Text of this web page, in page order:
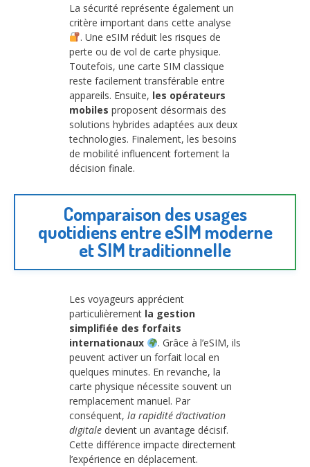
La sécurité représente également un
critère important dans cette analyse
. Une eSIM réduit les risques de
perte ou de vol de carte physique.
Toutefois, une carte SIM classique
reste facilement transférable entre
appareils. Ensuite, les opérateurs
mobiles proposent désormais des
solutions hybrides adaptées aux deux
technologies. Finalement, les besoins
de mobilité influencent fortement la
décision finale.
Comparaison des usages
quotidiens entre eSIM moderne
et SIM traditionnelle
Les voyageurs apprécient
particulièrement la gestion
simplifiée des forfaits
internationaux
. Grâce à l’eSIM, ils
peuvent activer un forfait local en
quelques minutes. En revanche, la
carte physique nécessite souvent un
remplacement manuel. Par
conséquent, la rapidité d’activation
digitale devient un avantage décisif.
Cette différence impacte directement
l’expérience en déplacement.